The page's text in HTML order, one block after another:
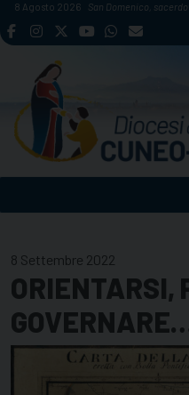
Skip
to
8 Agosto 2026 San Domenico,
8 Settembre 2022
ORIENTARSI,